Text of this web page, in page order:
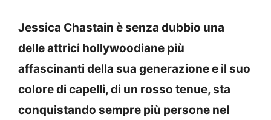
Jessica Chastain è senza dubbio una
delle attrici hollywoodiane più
affascinanti della sua generazione e il suo
colore di capelli, di un rosso tenue, sta
conquistando sempre più persone nel